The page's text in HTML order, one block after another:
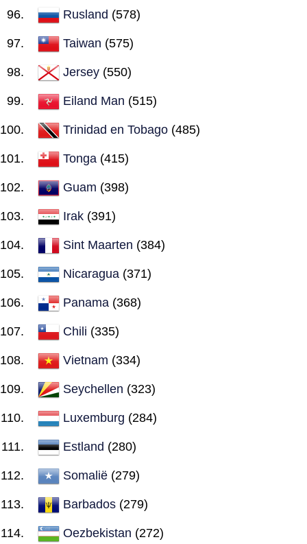
Rusland (578)
Taiwan (575)
Jersey (550)
Eiland Man (515)
Trinidad en Tobago (485)
Tonga (415)
Guam (398)
Irak (391)
Sint Maarten (384)
Nicaragua (371)
Panama (368)
Chili (335)
Vietnam (334)
Seychellen (323)
Luxemburg (284)
Estland (280)
Somalië (279)
Barbados (279)
Oezbekistan (272)